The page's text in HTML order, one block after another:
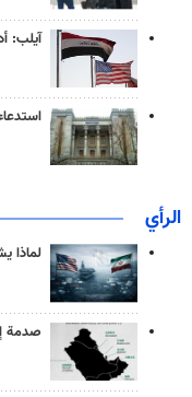
آيلب:
الرأي
لماذا
صدمة